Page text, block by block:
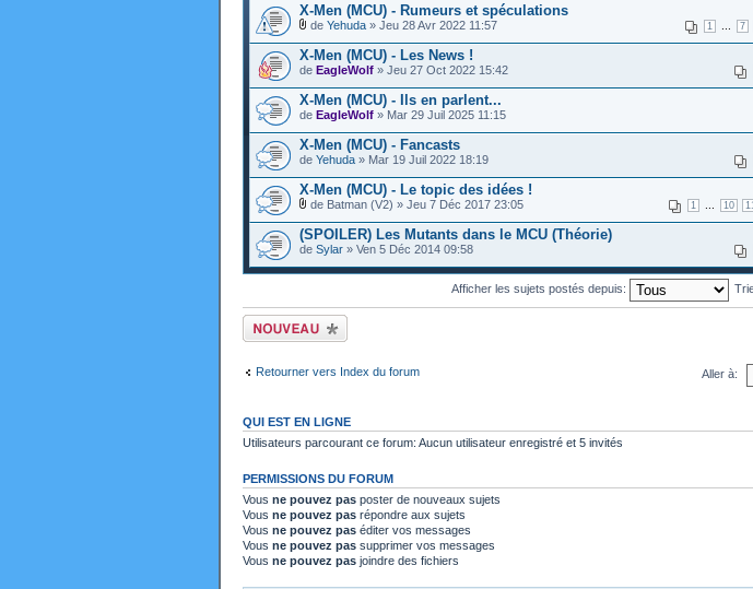
X-Men (MCU) - Rumeurs et spéculations
1 7
de Yehuda » Jeu 28 Avr 2022 11:57
X-Men (MCU) - Les News !
de EagleWolf » Jeu 27 Oct 2022 15:42
X-Men (MCU) - Ils en parlent...
de EagleWolf » Mar 29 Juil 2025 11:15
X-Men (MCU) - Fancasts
de Yehuda » Mar 19 Juil 2022 18:19
X-Men (MCU) - Le topic des idées !
1 10
de Batman (V2) » Jeu 7 Déc 2017 23:05
(SPOILER) Les Mutants dans le MCU (Théorie)
de Sylar » Ven 5 Déc 2014 09:58
Afficher les sujets postés depuis:
Ecrire un nouveau
sujet
Retourner vers Index du forum Aller à:
QUI EST EN LIGNE
Utilisateurs parcourant ce forum: Aucun utilisateur enregistré et 5 invités
PERMISSIONS DU FORUM
Vous ne pouvez pas poster de nouveaux sujets
Vous ne pouvez pas répondre aux sujets
Vous ne pouvez pas éditer vos messages
Vous ne pouvez pas supprimer vos messages
Vous ne pouvez pas joindre des fichiers